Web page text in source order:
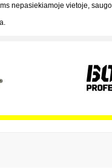
nepasiekiamoje vietoje,